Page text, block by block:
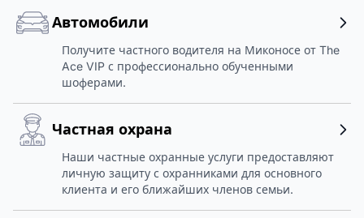
Автомобили
Получите частного водителя на Миконосе от The
Ace VIP с профессионально обученными
шоферами.
Частная охрана
Наши частные охранные услуги предоставляют
личную защиту с охранниками для основного
клиента и его ближайших членов семьи.